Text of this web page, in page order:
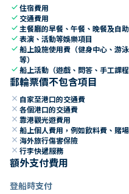
check住宿費用
check 交通費用
check 主餐廳的早餐、午餐、晚餐及自
check表演、活動等娛樂項目
check船上設施使用費（健身中心、游
等）
check船上活動（遊戲、問答、手工課程
郵輪票價不包含項目
close 自家至港口的交通費
close 各個港口的交通費
close 靠港觀光遊費用
close 船上個人費用，例如飲料費、賭
close 海外旅行傷害保險
close 行李快遞服務
額外支付費用
登船時支付